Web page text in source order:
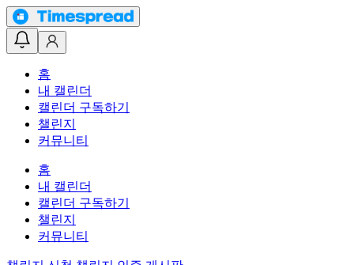
홈
내 캘린더
캘린더 구독하기
챌린지
커뮤니티
홈
내 캘린더
캘린더 구독하기
챌린지
커뮤니티